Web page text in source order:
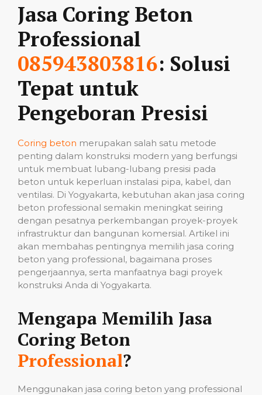
Jasa Coring Beton
Professional
085943803816: Solusi
Tepat untuk
Pengeboran Presisi
Coring beton merupakan salah satu metode
penting dalam konstruksi modern yang berfungsi
untuk membuat lubang-lubang presisi pada
beton untuk keperluan instalasi pipa, kabel, dan
ventilasi. Di Yogyakarta, kebutuhan akan jasa coring
beton professional semakin meningkat seiring
dengan pesatnya perkembangan proyek-proyek
infrastruktur dan bangunan komersial. Artikel ini
akan membahas pentingnya memilih jasa coring
beton yang professional, bagaimana proses
pengerjaannya, serta manfaatnya bagi proyek
konstruksi Anda di Yogyakarta.
Mengapa Memilih Jasa
Coring Beton
Professional?
Menggunakan jasa coring beton yang professional